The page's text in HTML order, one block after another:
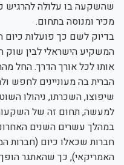
שהשקעה בו עלולה להרגיש
מכיר ומנוסה בתחום.
בדיוק לשם כך פועלות כיום
המשקיע הישראלי לבין שוק
אותו לכל אורך הדרך. החל
הברית בה מעוניינים לחפש
שיפוצו, השכרתו, ניהולו
למעשה, תחום זה של
במהלך עשרים השנים
חברות שכאלו כיום (חברות
האמריקאי), כך שהאתגר